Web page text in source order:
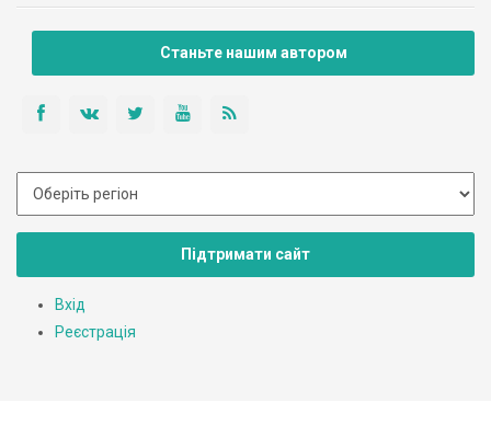
Станьте нашим автором
Підтримати сайт
Вхід
Реєстрація